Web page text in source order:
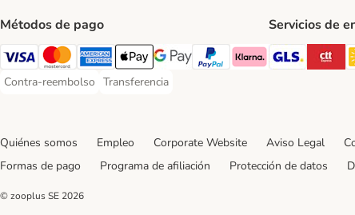
Métodos de pago
Visa Payment Method
Mastercard Payment Method
American Express Payment Method
Apple Pay Payment Method
Google Pay Payment Method
PayPal Payment Method
Klarna Payment Method
Contra-reembolso
Contra-reembolso Payment Method
Transferencia
Transferencia Payment Method
Servicios de
GLS
Quiénes somos Empleo Corporate Website Aviso Legal
Formas de pago
Programa de afiliación Protección de datos
© zooplus SE 2026